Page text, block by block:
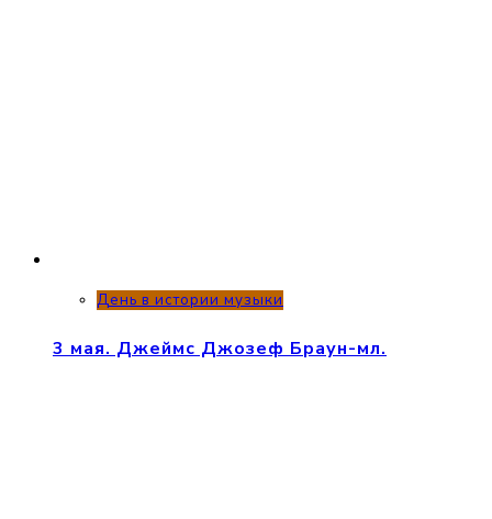
День в истории музыки
3 мая. Джеймс Джозеф Браун-мл.